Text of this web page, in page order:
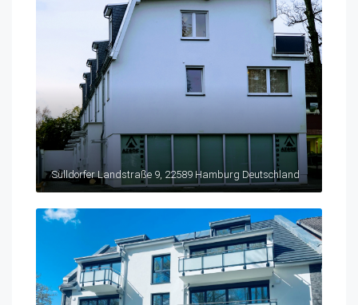
Sülldorfer Landstraße 9, 22589 Hamburg Deutschland